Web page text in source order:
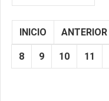
INICIO ANTERIOR
8 9 10 11